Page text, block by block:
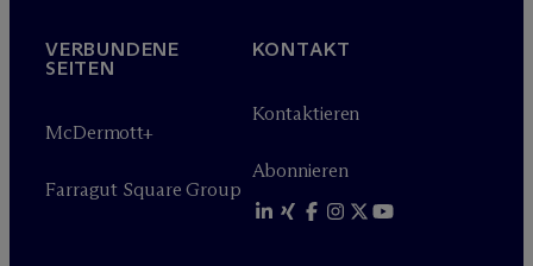
VERBUNDENE
SEITEN
McDermott+
Farragut Square Group
KONTAKT
Kontaktieren
Abonnieren